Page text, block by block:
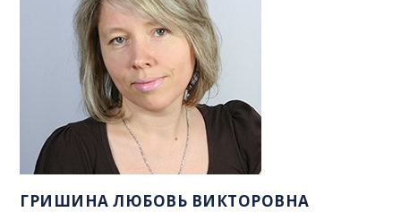
ГРИШИНА ЛЮБОВЬ ВИКТОРОВНА